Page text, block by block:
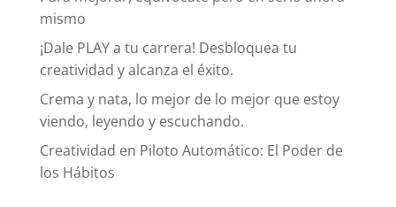
mismo
¡Dale PLAY a tu carrera! Desbloquea tu
creatividad y alcanza el éxito.
Crema y nata, lo mejor de lo mejor que estoy
viendo, leyendo y escuchando.
Creatividad en Piloto Automático: El Poder de
los Hábitos